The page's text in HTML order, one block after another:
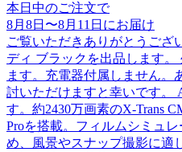
本日中のご注文で
8月8日 〜8月11日 にお届け
ご覧いただきありがとうござ
ディ ブラックを出品します
ます。充電器付属しません。
討いただけますと幸いです。
す。約2430万画素のX-Trans
Proを搭載。フィルムシミュ
め、風景やスナップ撮影に適